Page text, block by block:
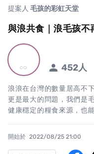
提案人 毛孩的彩虹天堂
與浪共食｜浪毛孩不
all_inclusive 452人
浪浪在台灣的數量居高不
更是最大的問題，我們是
健康穩定的糧食來源，也
開始於 2022/08/25 21:00